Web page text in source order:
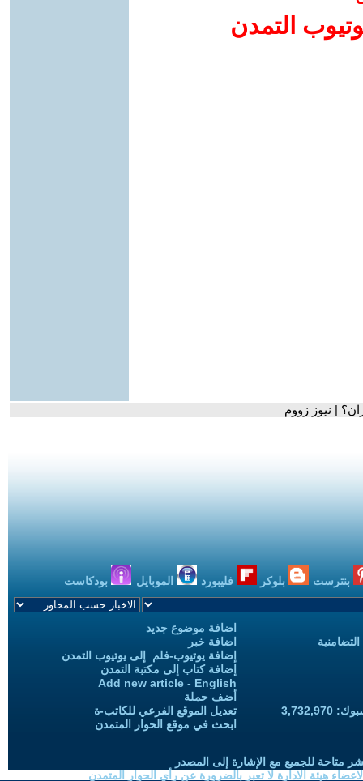
التمدن
| نيوز زووم
بنترست بلوكر فليبورد الموبايل بودكاست
اضافة موضوع جديد
اضافة خبر
إضافة يوتيوب-فلم إلى يوتيوب التمدن
إضافة كتاب إلى مكتبة التمدن
Add new article - English
أضف حملة
تعديل الموقع الفرعي للكاتب-ة
ابحث في موقع الحوار المتمدن
متاحة للجميع مع الإشارة إلى المصدر
هيئة الادارة لا تعبر بالضرورة عن رأي الحوار المتمدن